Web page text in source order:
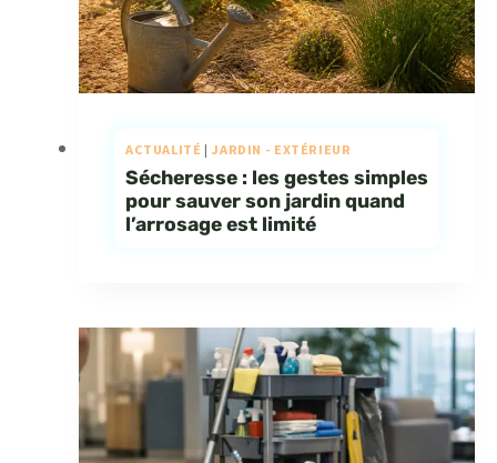
ACTUALITÉ | JARDIN - EXTÉRIEUR
Sécheresse : les gestes simples
pour sauver son jardin quand
l’arrosage est limité